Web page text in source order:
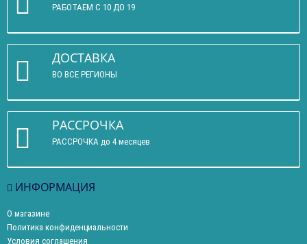
РАБОТАЕМ С 10 ДО 19
ДОСТАВКА
ВО ВСЕ РЕГИОНЫ
РАССРОЧКА
РАССРОЧКА до 4 месяцев
ИНФОРМАЦИЯ
О магазине
Политика конфиденциальности
Условия соглашения